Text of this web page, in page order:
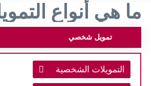
ما هي أنواع
تمويل شخصي
التمويلات الشخصية